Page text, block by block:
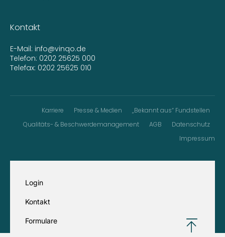
Kontakt
E-Mail: info@vinqo.de
Telefon: 0202 25625 000
Telefax: 0202 25625 010
Karriere Presse & Medien
„Bekannt aus“ Fundstellen
Qualitäts- & Beschwerdemanagement
AGB
Datenschutz
Impressum
Login
Kontakt
Formulare